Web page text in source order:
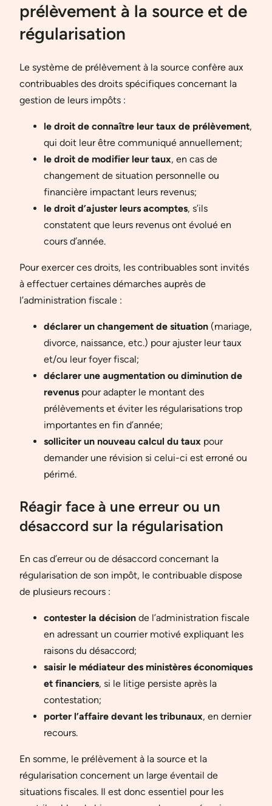
prélèvement à la source et de
régularisation
Le système de prélèvement à la source confère aux
contribuables des droits spécifiques concernant la
gestion de leurs impôts :
le droit de connaître leur taux de prélèvement,
qui doit leur être communiqué annuellement;
le droit de modifier leur taux, en cas de
changement de situation personnelle ou
financière impactant leurs revenus;
le droit d’ajuster leurs acomptes, s’ils
constatent que leurs revenus ont évolué en
cours d’année.
Pour exercer ces droits, les contribuables sont invités
à effectuer certaines démarches auprès de
l’administration fiscale :
déclarer un changement de situation (mariage,
divorce, naissance, etc.) pour ajuster leur taux
et/ou leur foyer fiscal;
déclarer une augmentation ou diminution de
revenus pour adapter le montant des
prélèvements et éviter les régularisations trop
importantes en fin d’année;
solliciter un nouveau calcul du taux pour
demander une révision si celui-ci est erroné ou
périmé.
Réagir face à une erreur ou un
désaccord sur la régularisation
En cas d’erreur ou de désaccord concernant la
régularisation de son impôt, le contribuable dispose
de plusieurs recours :
contester la décision de l’administration fiscale
en adressant un courrier motivé expliquant les
raisons du désaccord;
saisir le médiateur des ministères économiques
et financiers, si le litige persiste après la
contestation;
porter l’affaire devant les tribunaux, en dernier
recours.
En somme, le prélèvement à la source et la
régularisation concernent un large éventail de
situations fiscales. Il est donc essentiel pour les